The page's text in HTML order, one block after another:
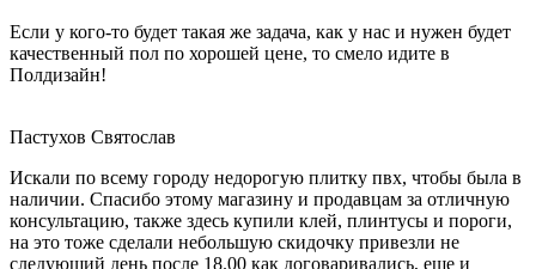
Если у кого-то будет такая же задача, как у нас и нужен будет
качественный пол по хорошей цене, то смело идите в
Полдизайн!
Пастухов Святослав
Искали по всему городу недорогую плитку пвх, чтобы была в
наличии. Спасибо этому магазину и продавцам за отличную
консультацию, также здесь купили клей, плинтусы и пороги,
на это тоже сделали небольшую скидочку привезли не
следующий день после 18.00 как договаривались, еще и